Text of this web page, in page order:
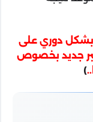
بشكل دوري على
جديد بخصوص
)